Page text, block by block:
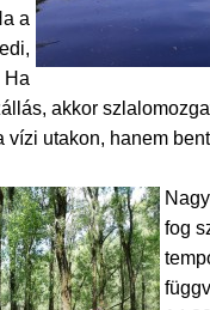
a
Ha
akkor
vízi utakon, hanem
fog